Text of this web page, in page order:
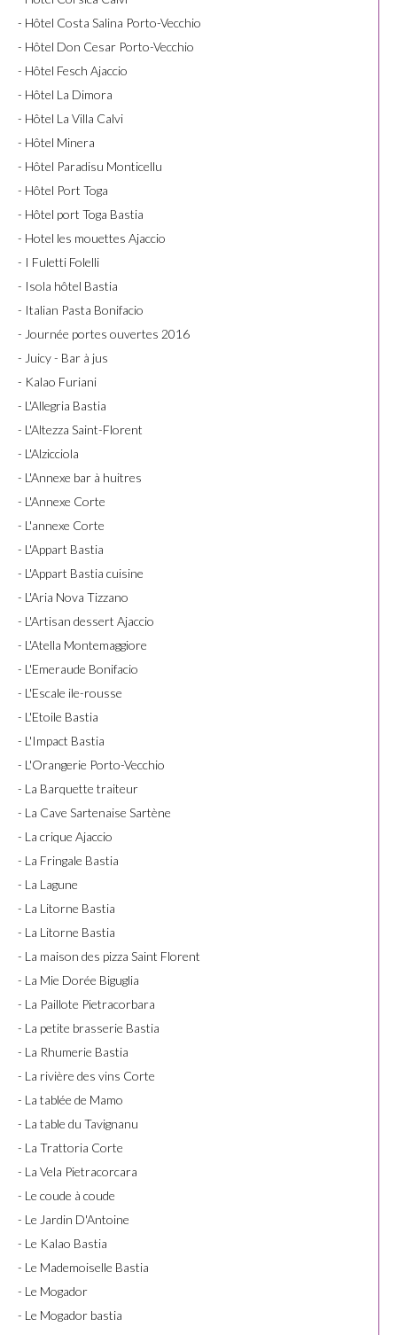
- Hôtel Costa Salina Porto-Vecchio
- Hôtel Don Cesar Porto-Vecchio
- Hôtel Fesch Ajaccio
- Hôtel La Dimora
- Hôtel La Villa Calvi
- Hôtel Minera
- Hôtel Paradisu Monticellu
- Hôtel Port Toga
- Hôtel port Toga Bastia
- Hotel les mouettes Ajaccio
- I Fuletti Folelli
- Isola hôtel Bastia
- Italian Pasta Bonifacio
- Journée portes ouvertes 2016
- Juicy - Bar à jus
- Kalao Furiani
- L'Allegria Bastia
- L'Altezza Saint-Florent
- L'Alzicciola
- L'Annexe bar à huitres
- L'Annexe Corte
- L'annexe Corte
- L'Appart Bastia
- L'Appart Bastia cuisine
- L'Aria Nova Tizzano
- L'Artisan dessert Ajaccio
- L'Atella Montemaggiore
- L'Emeraude Bonifacio
- L'Escale ile-rousse
- L'Etoile Bastia
- L'Impact Bastia
- L'Orangerie Porto-Vecchio
- La Barquette traiteur
- La Cave Sartenaise Sartène
- La crique Ajaccio
- La Fringale Bastia
- La Lagune
- La Litorne Bastia
- La Litorne Bastia
- La maison des pizza Saint Florent
- La Mie Dorée Biguglia
- La Paillote Pietracorbara
- La petite brasserie Bastia
- La Rhumerie Bastia
- La rivière des vins Corte
- La tablée de Mamo
- La table du Tavignanu
- La Trattoria Corte
- La Vela Pietracorcara
- Le coude à coude
- Le Jardin D'Antoine
- Le Kalao Bastia
- Le Mademoiselle Bastia
- Le Mogador
- Le Mogador bastia